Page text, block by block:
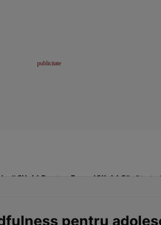
Click! Pentru FemeiClick! Sănătate
pentru